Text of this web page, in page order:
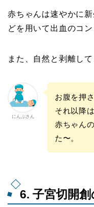
赤ちゃんは速やかに
どを用いて出血のコ
また、自然と剥離し
にんぷさん
お腹を押
それ以降
赤ちゃん
た〜。
6. 子宮切開